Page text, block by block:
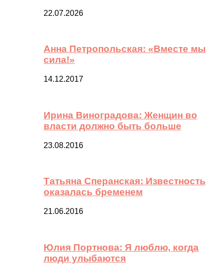
22.07.2026
Анна Петропольская: «Вместе мы
сила!»
14.12.2017
Ирина Виноградова: Женщин во
власти должно быть больше
23.08.2016
Татьяна Сперанская: Известность
оказалась бременем
21.06.2016
Юлия Портнова: Я люблю, когда
люди улыбаются